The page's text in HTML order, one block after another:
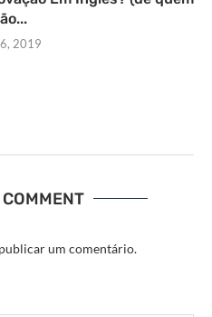
2019
um comentário.